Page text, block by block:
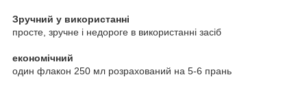
Зручний у використанні
просте, зручне і недороге в використанні засіб
економічний
один флакон 250 мл розрахований на 5-6 прань